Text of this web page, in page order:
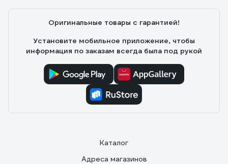
Оригинальные товары с гарантией!
Установите мобильное приложение, чтобы
информация по заказам всегда была под рукой
Каталог
Адреса магазинов